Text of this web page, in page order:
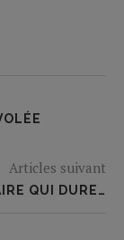
Articles suivant
QUI DURE…